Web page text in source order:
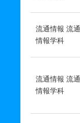
流通情報 流通
情報学科
流通情報 流通
情報学科